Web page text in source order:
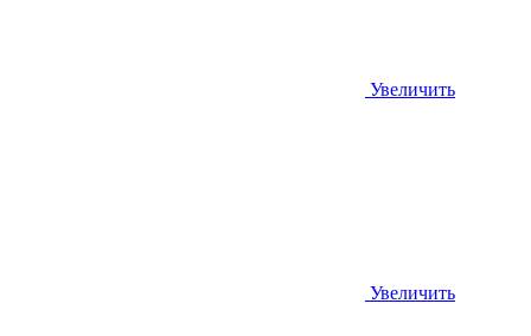
Увеличить
Увеличить